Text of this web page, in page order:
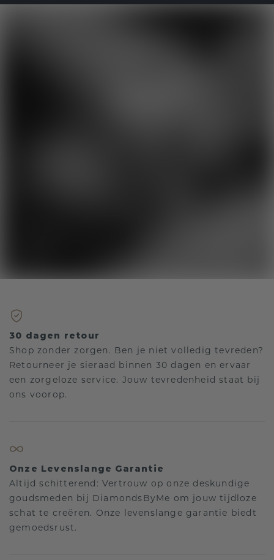
30 dagen retour
Shop zonder zorgen. Ben je niet volledig tevreden?
Retourneer je sieraad binnen 30 dagen en ervaar
een zorgeloze service. Jouw tevredenheid staat bij
ons voorop.
Onze Levenslange Garantie
Altijd schitterend: Vertrouw op onze deskundige
goudsmeden bij DiamondsByMe om jouw tijdloze
schat te creëren. Onze levenslange garantie biedt
gemoedsrust.